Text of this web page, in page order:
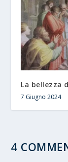
La bellezza
7 Giugno 2024
4